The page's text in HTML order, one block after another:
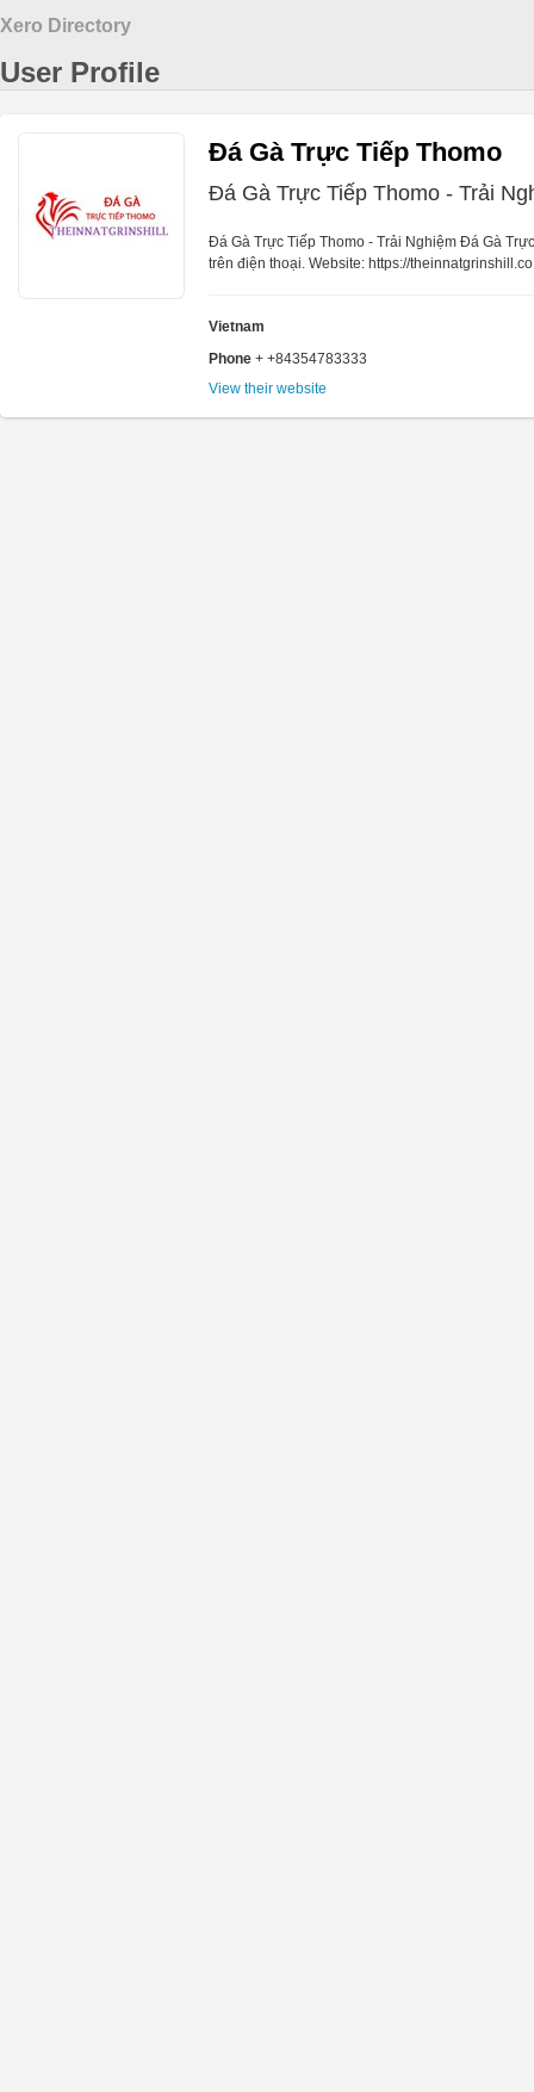
Xero Directory
User Profile
Đá Gà Trực Tiếp Thomo
Đá Gà Trực Tiếp Thomo - Trải
Đá Gà Trực Tiếp Thomo - Trải Nghiệm Đá Gà
trên điện thoại. Website: https://
Vietnam
Phone + +84354783333
View their website